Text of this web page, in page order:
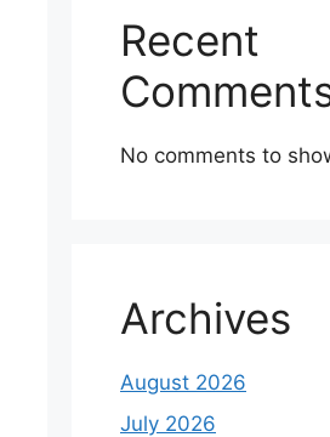
Recent
No comments to
Archives
August 2026
July 2026